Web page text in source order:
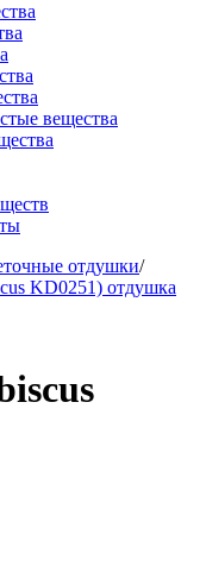
вещества
отдушки/
KD0251) отдушка